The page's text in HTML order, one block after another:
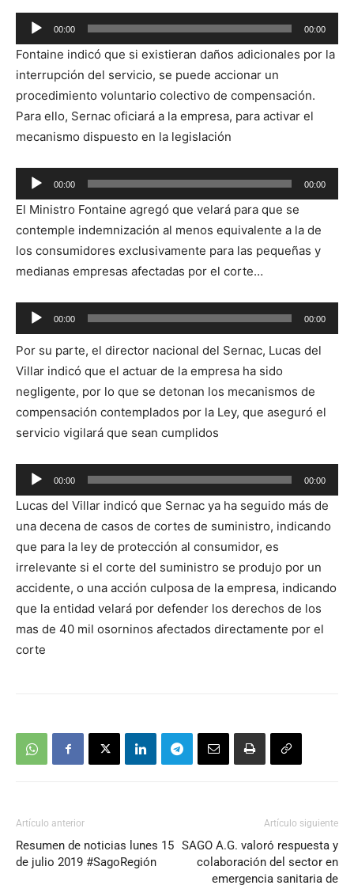
Reproductor
de
audio
00:00 00:00
Fontaine indicó que si existieran daños adicionales por la
interrupción del servicio, se puede accionar un
procedimiento voluntario colectivo de compensación.
Para ello, Sernac oficiará a la empresa, para activar el
mecanismo dispuesto en la legislación
Reproductor
de
audio
00:00 00:00
El Ministro Fontaine agregó que velará para que se
contemple indemnización al menos equivalente a la de
los consumidores exclusivamente para las pequeñas y
medianas empresas afectadas por el corte…
Reproductor
de
audio
00:00 00:00
Por su parte, el director nacional del Sernac, Lucas del
Villar indicó que el actuar de la empresa ha sido
negligente, por lo que se detonan los mecanismos de
compensación contemplados por la Ley, que aseguró el
servicio vigilará que sean cumplidos
Reproductor
de
audio
00:00 00:00
Lucas del Villar indicó que Sernac ya ha seguido más de
una decena de casos de cortes de suministro, indicando
que para la ley de protección al consumidor, es
irrelevante si el corte del suministro se produjo por un
accidente, o una acción culposa de la empresa, indicando
que la entidad velará por defender los derechos de los
mas de 40 mil osorninos afectados directamente por el
corte
Artículo anterior
Resumen de noticias lunes 15
de julio 2019 #SagoRegión
Artículo siguiente
SAGO A.G. valoró respuesta y
colaboración del sector en
emergencia sanitaria de